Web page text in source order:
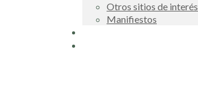
Otros sitios de interés
Manifiestos